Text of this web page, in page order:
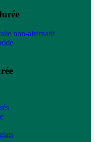
non-alternatif